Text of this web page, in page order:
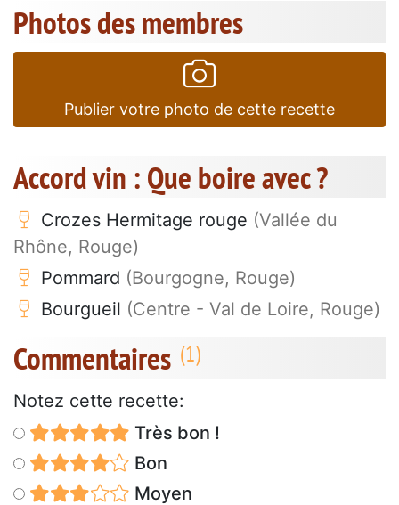
Photos des membres
Publier votre photo de cette recette
Accord vin : Que boire avec ?
Crozes Hermitage rouge (Vallée du
Rhône, Rouge)
Pommard (Bourgogne, Rouge)
Bourgueil (Centre - Val de Loire, Rouge)
Commentaires
Notez cette recette:
Très bon !
Bon
Moyen